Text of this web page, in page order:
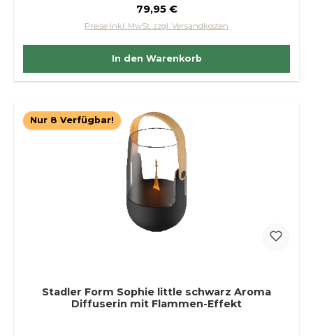
Regulärer Preis:
79,95 €
Preise inkl. MwSt. zzgl. Versandkosten
In den Warenkorb
Nur 8 Verfügbar!
Stadler Form Sophie little schwarz Aroma
Diffuserin mit Flammen-Effekt